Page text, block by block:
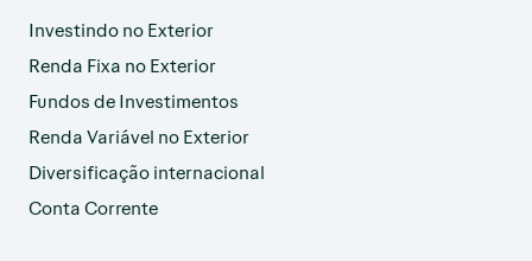
Investindo no Exterior
Renda Fixa no Exterior
Fundos de Investimentos
Renda Variável no Exterior
Diversificação internacional
Conta Corrente